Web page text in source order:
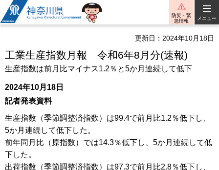
神奈川県
防災・緊
急情報
メニュー
更新日：2024年10月18日
工業生産指数月報 令和6年8月分(速報)
生産指数は前月比マイナス1.2％と5か月連続して低下
2024年10月18日
記者発表資料
生産指数（季節調整済指数）は99.4で前月比1.2％低下し、
5か月連続して低下した。
前年同月比（原指数）では14.3％低下し、5か月連続して低
下した。
出荷指数（季節調整済指数）は97.3で前月比2.8％低下し、